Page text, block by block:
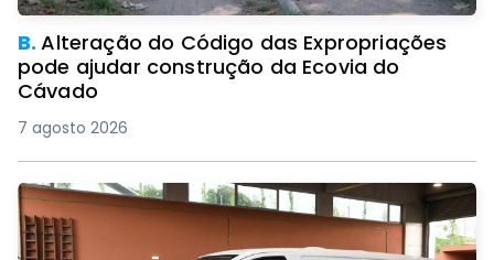
B.Alteração do Código das Expropriações
pode ajudar construção da Ecovia do
Cávado
7 agosto 2026